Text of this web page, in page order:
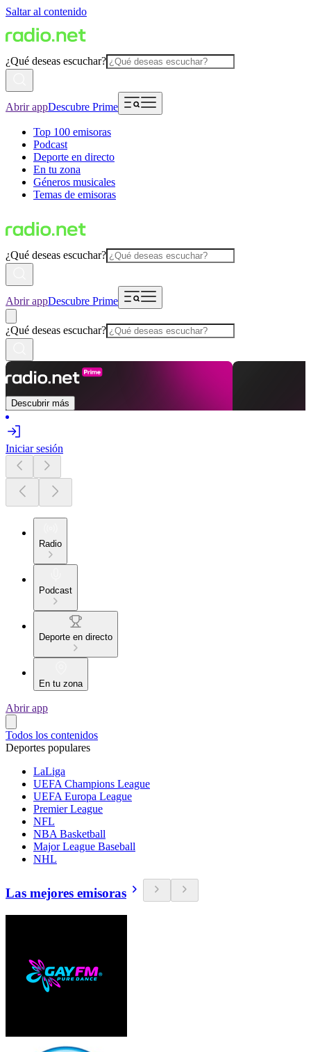
Saltar al contenido
¿Qué deseas escuchar?
Abrir appDescubre Prime
Top 100 emisoras
Podcast
Deporte en directo
En tu zona
Géneros musicales
Temas de emisoras
¿Qué deseas escuchar?
Abrir appDescubre Prime
¿Qué deseas escuchar?
Descubrir más
Iniciar sesión
Radio
Podcast
Deporte en directo
En tu zona
Abrir app
Todos los contenidos
Deportes populares
LaLiga
UEFA Champions League
UEFA Europa League
Premier League
NFL
NBA Basketball
Major League Baseball
NHL
Las mejores emisoras